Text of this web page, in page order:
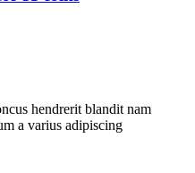
hendrerit blandit nam
a varius adipiscing